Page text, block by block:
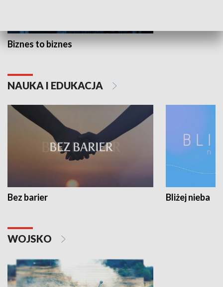
Biznes to biznes
NAUKA I EDUKACJA
Bez barier Bliżej nieba
WOJSKO